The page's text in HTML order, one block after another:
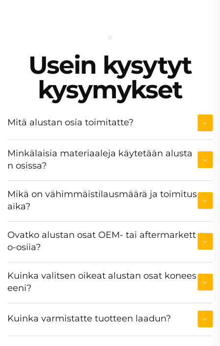
Usein kysytyt
kysymykset
Mitä alustan osia toimitatte?
Minkälaisia materiaaleja käytetään alusta
n osissa?
Mikä on vähimmäistilausmäärä ja toimitus
aika?
Ovatko alustan osat OEM- tai aftermarkett
o-osiia?
Kuinka valitsen oikeat alustan osat konees
eeni?
Kuinka varmistatte tuotteen laadun?